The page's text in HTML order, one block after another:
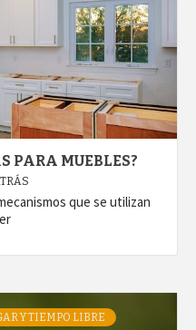
PARA MUEBLES?
que se utilizan
Y TIEMPO LIBRE